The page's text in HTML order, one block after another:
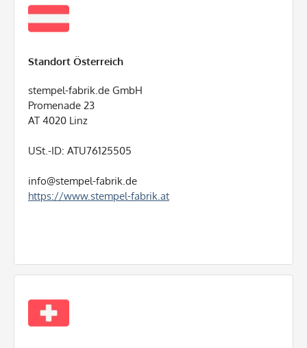
Standort Österreich
stempel-fabrik.de GmbH
Promenade 23
AT 4020 Linz
USt.-ID: ATU76125505
info@stempel-fabrik.de
https://www.stempel-fabrik.at